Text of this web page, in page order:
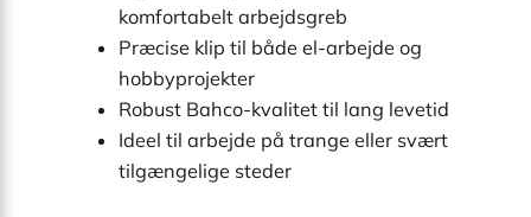
komfortabelt arbejdsgreb
Præcise klip til både el-arbejde og
hobbyprojekter
Robust Bahco-kvalitet til lang levetid
Ideel til arbejde på trange eller svært
tilgængelige steder